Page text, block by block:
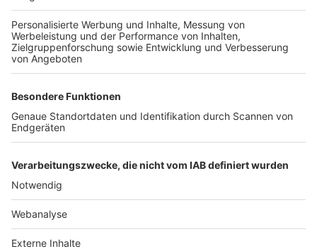
TOP-PARTNER
Nutzungsbedingungen Datenschutz Impressum